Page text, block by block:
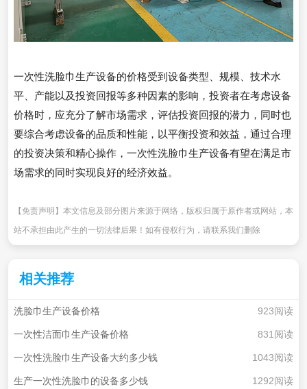
一次性洗脸巾生产设备的价格受到设备类型、规模、技术水
平、产能以及投资回报等多种因素的影响，投资者在考虑设备
价格时，应充分了解市场需求，评估投资回报的潜力，同时也
要综合考虑设备的品质和性能，以平衡投资和效益，通过合理
的投资决策和精心操作，一次性洗脸巾生产设备有望在满足市
场需求的同时实现良好的经济效益。
【免责声明】本文信息及部分图片来源于网络，版权归属于原作者或网站，本
站不承担由此产生的一切法律后果！如有侵权行为，请联系我们删除
相关推荐
洗脸巾生产设备价格 923阅读
一次性洁面巾生产设备价格 831阅读
一次性洗脸巾生产设备大约多少钱 1043阅读
生产一次性洗脸巾的设备多少钱 1292阅读